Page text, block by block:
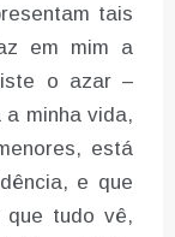
tais
em mim a
o azar –
minha vida,
está
e que
que tudo vê,